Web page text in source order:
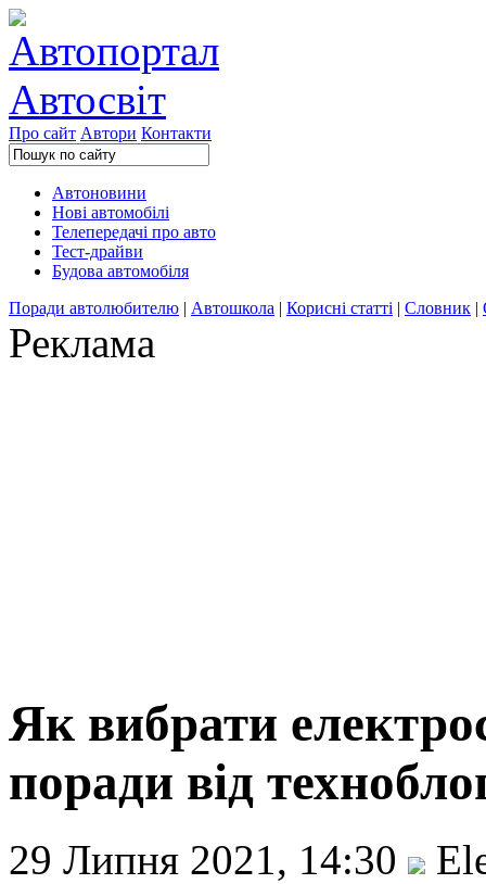
Про сайт Автори Контакти
Автоновини
Нові автомобілі
Телепередачі про авто
Тест-драйви
Будова автомобіля
Поради автолюбителю | Автошкола | Корисні статті | Словник |
Реклама
Як вибрати
поради від
29 Липня 2021, 14:30